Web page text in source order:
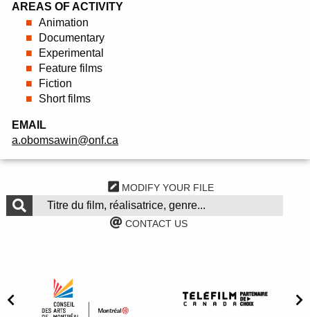
AREAS OF ACTIVITY
Animation
Documentary
Experimental
Feature films
Fiction
Short films
EMAIL
a.obomsawin@onf.ca
MODIFY YOUR FILE
CONTACT US